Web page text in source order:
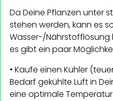
Da Deine Pflanzen unter
stehen werden, kann es
Wasser-/Nährstofflösung
es gibt ein paar
• Kaufe einen Kühler
Bedarf gekühlte Luft in
eine optimale Temperatur.